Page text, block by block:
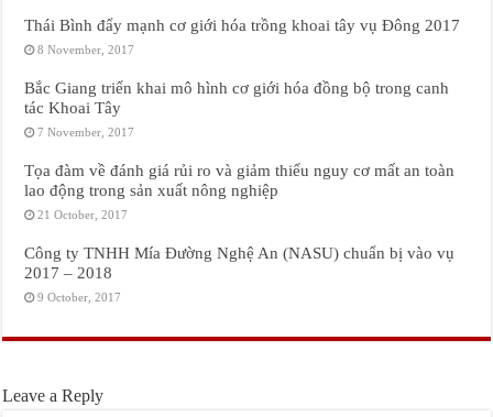
Thái Bình đẩy mạnh cơ giới hóa trồng khoai tây vụ Đông 2017
8 November, 2017
Bắc Giang triển khai mô hình cơ giới hóa đồng bộ trong canh
tác Khoai Tây
7 November, 2017
Tọa đàm về đánh giá rủi ro và giảm thiểu nguy cơ mất an toàn
lao động trong sản xuất nông nghiệp
21 October, 2017
Công ty TNHH Mía Đường Nghệ An (NASU) chuẩn bị vào vụ
2017 – 2018
9 October, 2017
Leave a Reply